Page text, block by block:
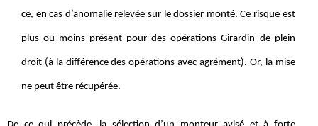
ce, en cas d’anomalie relevée sur le dossier monté. Ce risque est
plus ou moins présent pour des opérations Girardin de plein
droit (à la différence des opérations avec agrément). Or, la mise
ne peut être récupérée.